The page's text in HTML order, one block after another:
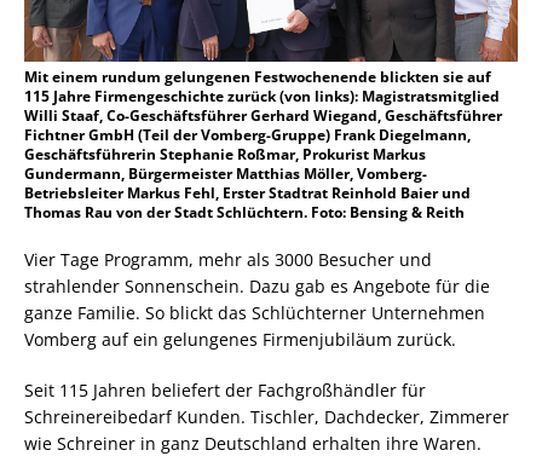
Mit einem rundum gelungenen Festwochenende blickten sie auf
115 Jahre Firmengeschichte zurück (von links): Magistratsmitglied
Willi Staaf, Co-Geschäftsführer Gerhard Wiegand, Geschäftsführer
Fichtner GmbH (Teil der Vomberg-Gruppe) Frank Diegelmann,
Geschäftsführerin Stephanie Roßmar, Prokurist Markus
Gundermann, Bürgermeister Matthias Möller, Vomberg-
Betriebsleiter Markus Fehl, Erster Stadtrat Reinhold Baier und
Thomas Rau von der Stadt Schlüchtern. Foto: Bensing & Reith
Vier Tage Programm, mehr als 3000 Besucher und
strahlender Sonnenschein. Dazu gab es Angebote für die
ganze Familie. So blickt das Schlüchterner Unternehmen
Vomberg auf ein gelungenes Firmenjubiläum zurück.
Seit 115 Jahren beliefert der Fachgroßhändler für
Schreinereibedarf Kunden. Tischler, Dachdecker, Zimmerer
wie Schreiner in ganz Deutschland erhalten ihre Waren.